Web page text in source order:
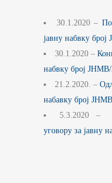
30.1.2020 –
јавну набвку
30.1.2020 –
набвку број
21.2.2020. –
набавку број
5.3.2020 –
уговору за јавну